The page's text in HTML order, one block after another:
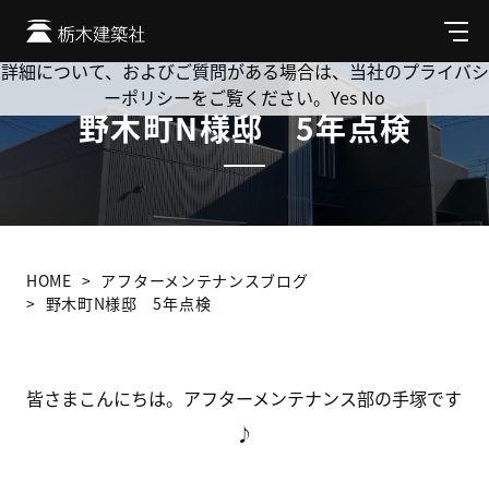
メ
ニ
ュ
野木町N様邸 5年点検
HOME
アフターメンテナンスブログ
野木町N様邸 5年点検
皆さまこんにちは。アフターメンテナンス部の手塚です
♪
Cookie を使用して、お客様の活動を追跡してもよろしいです
か? 当社ではお客様のプライバシーを極めて重視しています。
詳細について、およびご質問がある場合は、当社のプライバシ
ーポリシーをご覧ください。 Yes No